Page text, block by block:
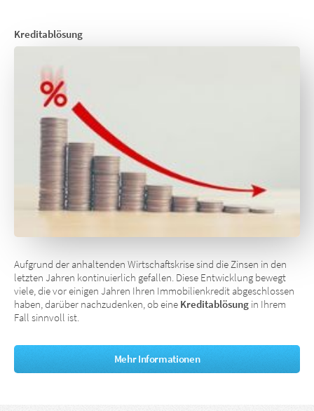
Kreditablösung
Aufgrund der anhaltenden Wirtschaftskrise sind die Zinsen in den
letzten Jahren kontinuierlich gefallen. Diese Entwicklung bewegt
viele, die vor einigen Jahren Ihren Immobilienkredit abgeschlossen
haben, darüber nachzudenken, ob eine Kreditablösung in Ihrem
Fall sinnvoll ist.
Mehr Informationen